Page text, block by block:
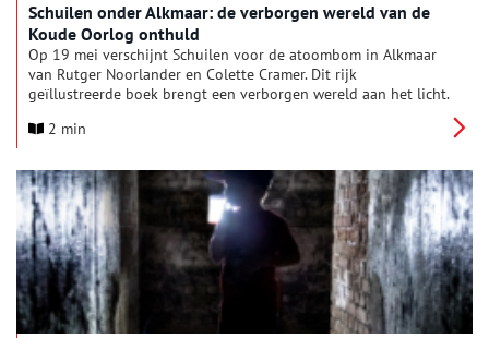
Schuilen onder Alkmaar: de verborgen wereld van de
Koude Oorlog onthuld
Op 19 mei verschijnt Schuilen voor de atoombom in Alkmaar
van Rutger Noorlander en Colette Cramer. Dit rijk
geïllustreerde boek brengt een verborgen wereld aan het licht.
2 min